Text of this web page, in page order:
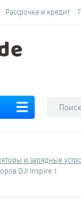
Рассрочка и кредит
и зарядные
DJI Inspire 1